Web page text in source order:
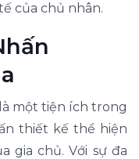
của chủ nhân.
một tiện ích trong
thiết kế thể hiện
gia chủ. Với sự đa